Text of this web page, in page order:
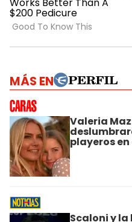
MÁS EN
Valeria
playeros
Scaloni y